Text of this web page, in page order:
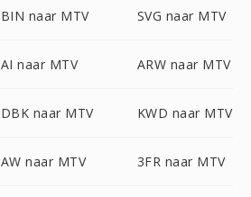
BIN naar MTV SVG naar MTV
AI naar MTV ARW naar MTV
DBK naar MTV KWD naar MTV
AW naar MTV 3FR naar MTV